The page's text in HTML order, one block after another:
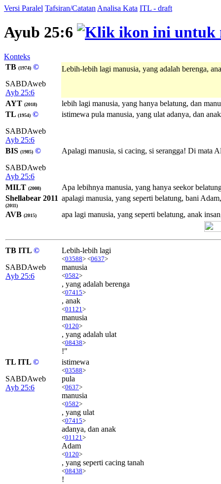
Versi Paralel Tafsiran/Catatan Analisa Kata ITL - draft
Ayub 25:6
Konteks
TB (1974) ©
SABDAweb
Ayb 25:6
Lebih-lebih lagi manusia, yang adalah berenga,
AYT (2018)
lebih lagi manusia, yang hanya belatung, dan
TL (1954) ©
SABDAweb
Ayb 25:6
istimewa pula manusia, yang ulat adanya, dan
BIS (1985) ©
SABDAweb
Ayb 25:6
Apalagi manusia, si cacing, si serangga! Di mata
MILT (2008)
Apa lebihnya manusia, yang hanya seekor
Shellabear 2011
(2011)
apalagi manusia, yang seperti belatung, bani
AVB (2015) apa lagi manusia, yang seperti belatung, anak
TB ITL ©
SABDAweb
Ayb 25:6
Lebih-lebih lagi
<03588> <0637>
manusia
<0582>
, yang adalah berenga
<07415>
, anak
<01121 >
manusia
<0120>
, yang adalah ulat
<08438>
!"
TL ITL ©
SABDAweb
Ayb 25:6
istimewa
<03588>
pula
<0637>
manusia
<0582>
, yang ulat
<07415>
adanya, dan anak
<01121 >
Adam
<0120>
, yang seperti cacing tanah
<08438>
!